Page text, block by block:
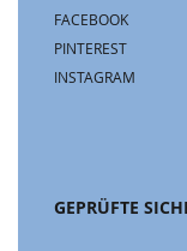
FACEBOOK
PINTEREST
INSTAGRAM
GEPRÜFTE